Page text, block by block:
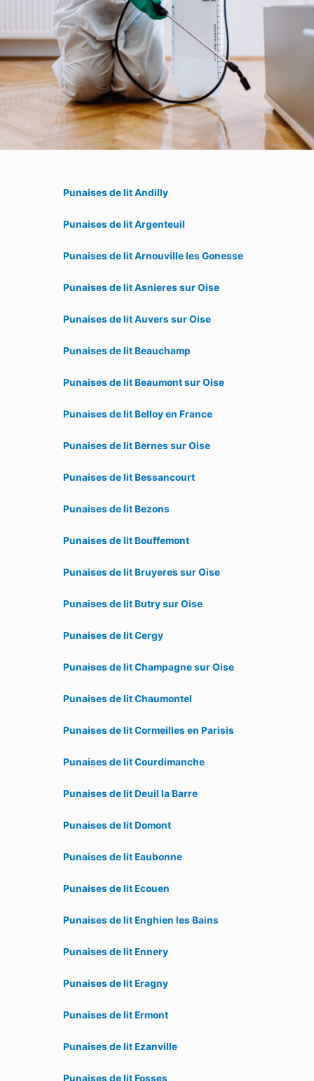
Punaises de lit Andilly
Punaises de lit Argenteuil
Punaises de lit Arnouville les Gonesse
Punaises de lit Asnieres sur Oise
Punaises de lit Auvers sur Oise
Punaises de lit Beauchamp
Punaises de lit Beaumont sur Oise
Punaises de lit Belloy en France
Punaises de lit Bernes sur Oise
Punaises de lit Bessancourt
Punaises de lit Bezons
Punaises de lit Bouffemont
Punaises de lit Bruyeres sur Oise
Punaises de lit Butry sur Oise
Punaises de lit Cergy
Punaises de lit Champagne sur Oise
Punaises de lit Chaumontel
Punaises de lit Cormeilles en Parisis
Punaises de lit Courdimanche
Punaises de lit Deuil la Barre
Punaises de lit Domont
Punaises de lit Eaubonne
Punaises de lit Ecouen
Punaises de lit Enghien les Bains
Punaises de lit Ennery
Punaises de lit Eragny
Punaises de lit Ermont
Punaises de lit Ezanville
Punaises de lit Fosses